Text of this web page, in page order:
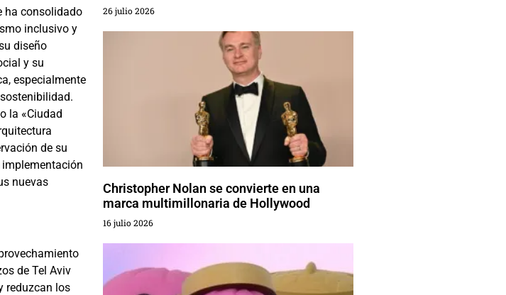
ha consolidado
inclusivo y
diseño
y su
especialmente
la «Ciudad
de su
nuevas
de Tel Aviv
reduzcan los
26 julio 2026
Christopher Nolan se convierte en una
marca multimillonaria de Hollywood
16 julio 2026